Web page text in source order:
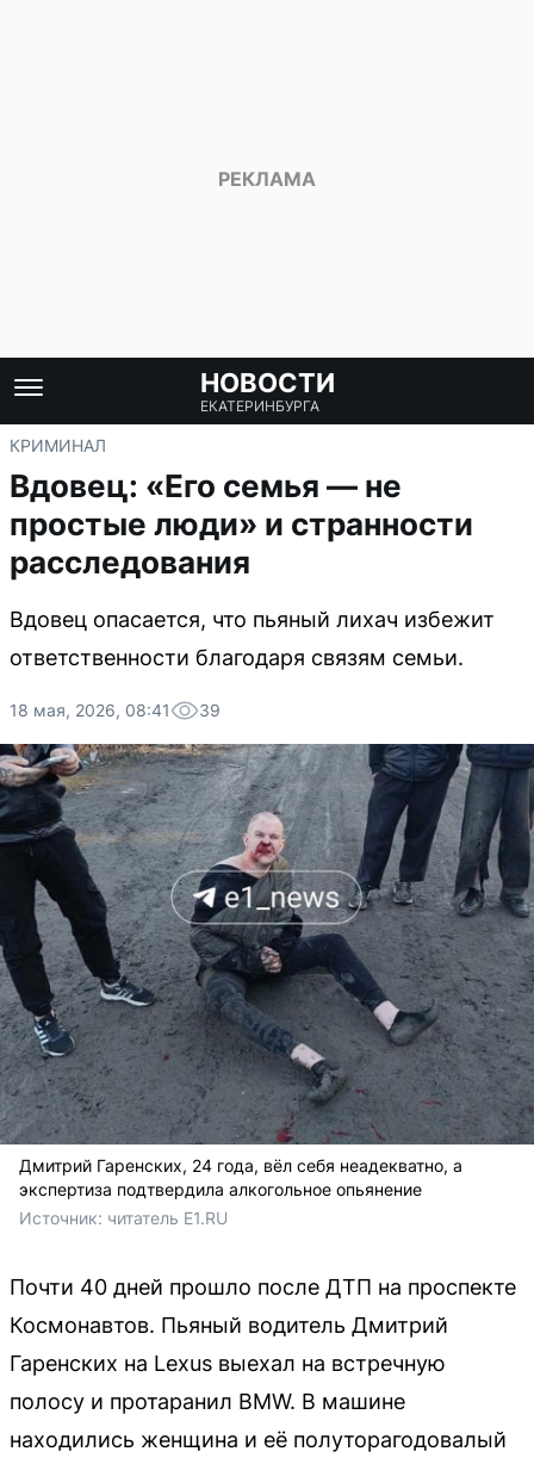
НОВОСТИ
ЕКАТЕРИНБУРГА
КРИМИНАЛ
Вдовец: «Его семья — не
простые люди» и странности
расследования
Вдовец опасается, что пьяный лихач избежит
ответственности благодаря связям семьи.
18 мая, 2026, 08:41 39
Дмитрий Гаренских, 24 года, вёл себя неадекватно, а
экспертиза подтвердила алкогольное опьянение
Источник: читатель E1.RU
Почти 40 дней прошло после ДТП на проспекте
Космонавтов. Пьяный водитель Дмитрий
Гаренских на Lexus выехал на встречную
полосу и протаранил BMW. В машине
находились женщина и её полуторагодовалый